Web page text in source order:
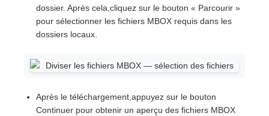
dossier. Après cela,cliquez sur le bouton « Parcourir »
pour sélectionner les fichiers MBOX requis dans les
dossiers locaux.
Après le téléchargement,appuyez sur le bouton
Continuer pour obtenir un aperçu des fichiers MBOX